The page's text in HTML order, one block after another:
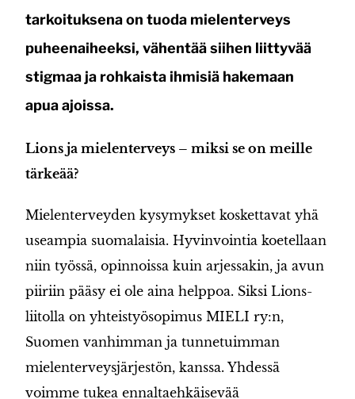
tarkoituksena on tuoda mielenterveys
puheenaiheeksi, vähentää siihen liittyvää
stigmaa ja rohkaista ihmisiä hakemaan
apua ajoissa.
Lions ja mielenterveys – miksi se on meille
tärkeää?
Mielenterveyden kysymykset koskettavat yhä
useampia suomalaisia. Hyvinvointia koetellaan
niin työssä, opinnoissa kuin arjessakin, ja avun
piiriin pääsy ei ole aina helppoa. Siksi Lions-
liitolla on yhteistyösopimus MIELI ry:n,
Suomen vanhimman ja tunnetuimman
mielenterveysjärjestön, kanssa. Yhdessä
voimme tukea ennaltaehkäisevää